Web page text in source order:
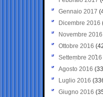
Gennaio 2017
Dicembre 2016
Novembre 2016
Ottobre 2016
Settembre 2016
Agosto 2016
Luglio 2016
Giugno 2016